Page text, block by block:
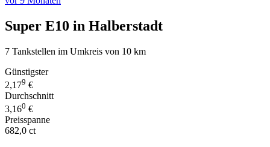
Super E10 in Halberstadt
7 Tankstellen im Umkreis von 10 km
Günstigster
2,179 €
Durchschnitt
3,160 €
Preisspanne
682,0 ct